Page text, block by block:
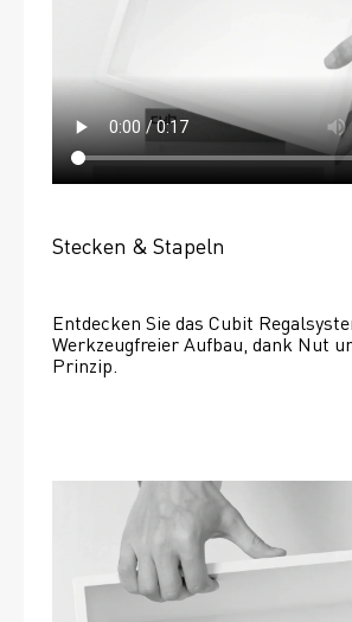
Stecken & Stapeln
Entdecken Sie das Cubit
Werkzeugfreier Aufbau, dank Nut
Prinzip.